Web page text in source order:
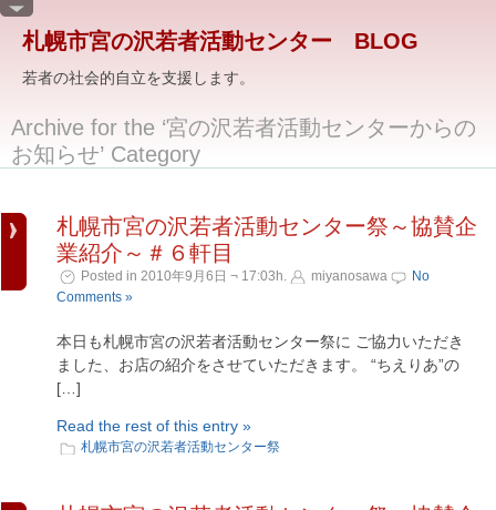
札幌市宮の沢若者活動センター BLOG
若者の社会的自立を支援します。
Archive for the ‘宮の沢若者活動センターからの
お知らせ’ Category
札幌市宮の沢若者活動センター祭～協賛企
業紹介～＃６軒目
Posted in 2010年9月6日 ¬ 17:03h. miyanosawa
No
Comments »
本日も札幌市宮の沢若者活動センター祭に ご協力いただき
ました、お店の紹介をさせていただきます。 “ちえりあ”の
[…]
Read the rest of this entry »
札幌市宮の沢若者活動センター祭